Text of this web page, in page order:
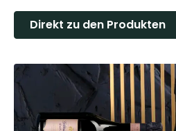
Direkt zu den Produkten